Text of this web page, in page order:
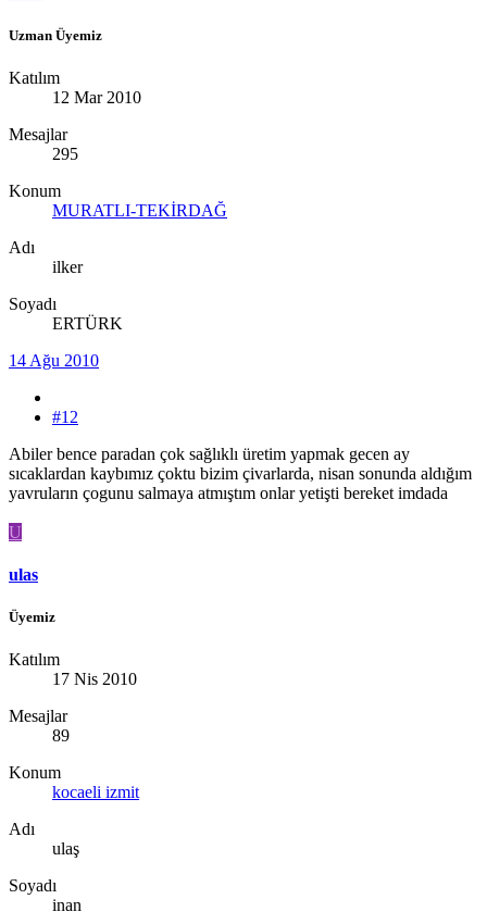
Uzman Üyemiz
Katılım
12 Mar 2010
Mesajlar
295
Konum
MURATLI-TEKİRDAĞ
Adı
ilker
Soyadı
ERTÜRK
14 Ağu 2010
#12
Abiler bence paradan çok sağlıklı üretim yapmak gecen ay
sıcaklardan kaybımız çoktu bizim çivarlarda, nisan sonunda aldığım
yavruların çogunu salmaya atmıştım onlar yetişti bereket imdada
U
ulas
Üyemiz
Katılım
17 Nis 2010
Mesajlar
89
Konum
kocaeli izmit
Adı
ulaş
Soyadı
inan